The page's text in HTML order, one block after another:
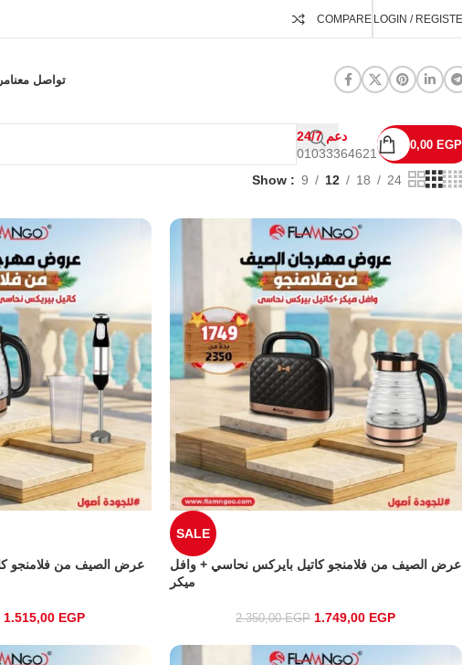
COMPARE LOGIN /
تواصل معنا
24/7 دعم
01033364621
0,00 EGP
Show 9 12 18 24
عرض الصيف من فلامنجو
1.515,00 EGP
SALE
عرض الصيف من فلامنجو كاتيل بايركس نحاسي + وافل
ميكر
2.350,00EGP 1.749,00 EGP